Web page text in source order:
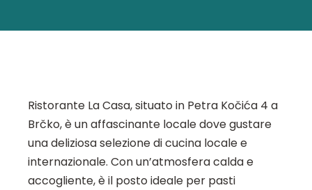
Ristorante La Casa, situato in Petra Kočića 4 a
Brčko, è un affascinante locale dove gustare
una deliziosa selezione di cucina locale e
internazionale. Con un’atmosfera calda e
accogliente, è il posto ideale per pasti